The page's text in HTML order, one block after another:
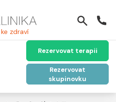
zdraví
Rezervovat terapii
Rezervovat
skupinovku